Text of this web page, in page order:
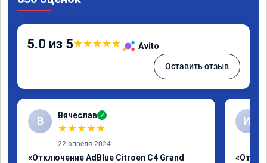
5.0 из 5★★★★★ Avito
Оставить отзыв
В Вячеслав ✓
★★★★★
22 апреля 2024
«Отключение AdBlue Citroen C4 Grand
И